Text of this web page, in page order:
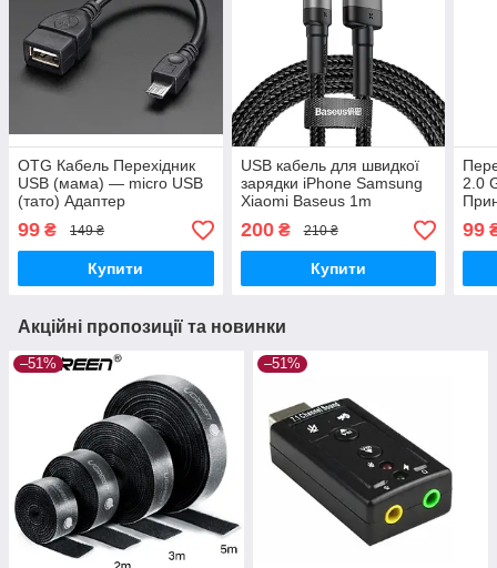
OTG Кабель Перехідник
USB (мама) — micro USB
(тато) Адаптер
99 ₴ 149 ₴
Купити
USB кабель для швидкої
зарядки iPhone Samsung
Xiaomi Baseus 1m
Lightning 2.4 A / Micro Usb
2.4 A / Type C 3A
200₴ 210 ₴
Купити
2.0
99
Акційні пропозиції та новинки
–51% –51%